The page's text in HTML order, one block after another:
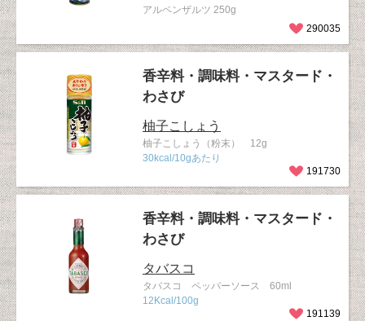
アルペンザルツ 250g
290035
香辛料・調味料・マスタード・
わさび
柚子こしょう
柚子こしょう（粉末） 12g
30kcal/10gあたり
191730
香辛料・調味料・マスタード・
わさび
タバスコ
タバスコ ペッパーソース 60ml
12Kcal/100g
191139